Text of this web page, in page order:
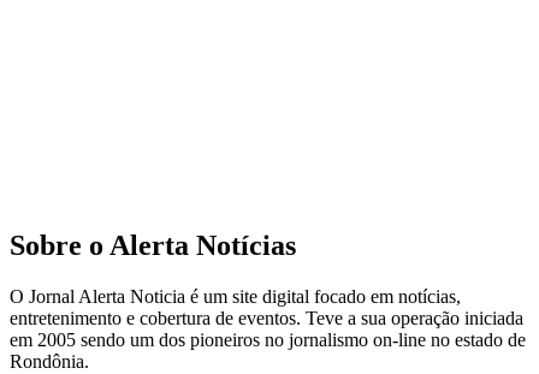
Sobre o Alerta Notícias
O Jornal Alerta Noticia é um site digital focado em notícias,
entretenimento e cobertura de eventos. Teve a sua operação iniciada
em 2005 sendo um dos pioneiros no jornalismo on-line no estado de
Rondônia.